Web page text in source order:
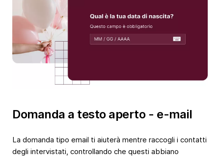
Domanda a testo aperto - e-mail
La domanda tipo email ti aiuterà mentre raccogli i contatti
degli intervistati, controllando che questi abbiano